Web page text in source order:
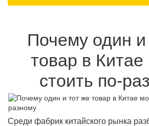
Почему один и
товар в
стоить по-
Среди фабрик китайского рынка